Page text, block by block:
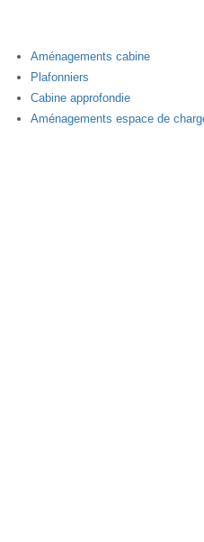
Aménagements cabine
Plafonniers
Cabine approfondie
Aménagements espace de